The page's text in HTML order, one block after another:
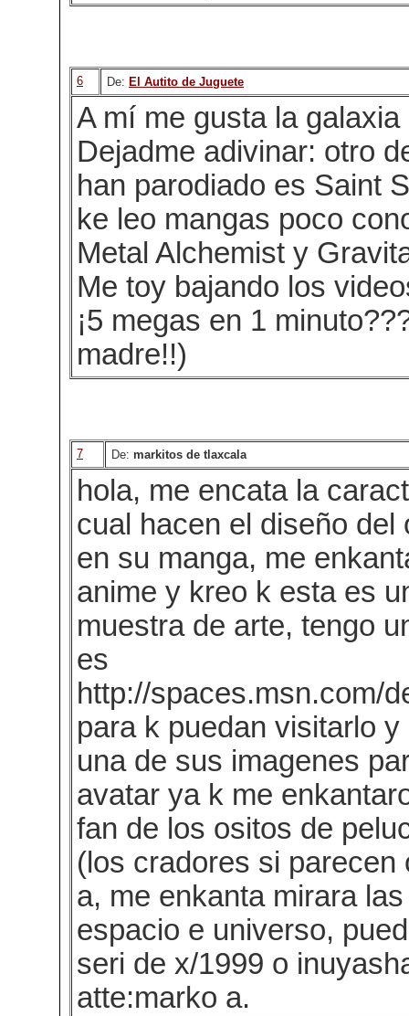
6 De: El Autito de Juguete
A mí me gusta la
Dejadme adivinar: otro
han parodiado es Saint
ke leo mangas poco
Metal Alchemist y
Me toy bajando los
¡5 megas en 1
madre!!)
7 De: markitos de tlaxcala
hola, me encata la
cual hacen el diseño del
en su manga, me
anime y kreo k esta es
muestra de arte, tengo
es
http://spaces.msn.com/
para k puedan visitarlo
una de sus imagenes
avatar ya k me
fan de los ositos de
(los cradores si parecen
a, me enkanta mirara
espacio e universo,
seri de x/1999 o
atte:marko a.